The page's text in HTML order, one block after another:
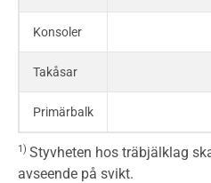
Konsoler
Takåsar
Primärbalk
1) Styvheten hos träbjälklag
avseende på svikt.